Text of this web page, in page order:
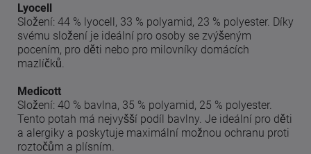
Lyocell
Složení: 44 % lyocell, 33 % polyamid, 23 % polyester. Díky
svému složení je ideální pro osoby se zvýšeným
pocením, pro děti nebo pro milovníky domácích
mazlíčků.
Medicott
Složení: 40 % bavlna, 35 % polyamid, 25 % polyester.
Tento potah má nejvyšší podíl bavlny. Je ideální pro děti
a alergiky a poskytuje maximální možnou ochranu proti
roztočům a plísním.